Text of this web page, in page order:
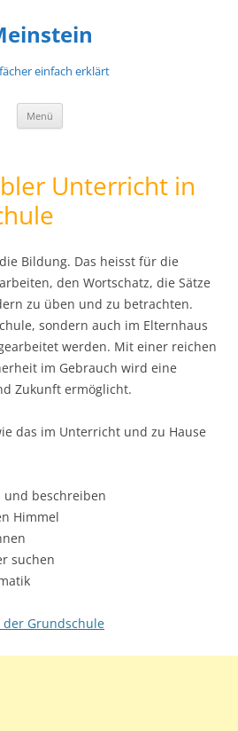
einfach erklärt
Menü
Unterricht in
Bildung. Das heisst für die
den Wortschatz, die Sätze
zu üben und zu betrachten.
sondern auch im Elternhaus
werden. Mit einer reichen
im Gebrauch wird eine
Zukunft ermöglicht.
das im Unterricht und zu Hause
beschreiben
Himmel
suchen
Grundschule